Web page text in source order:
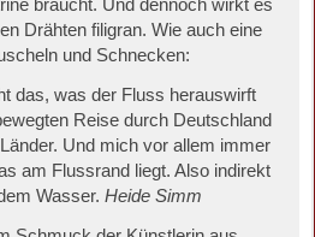
braucht. Und dennoch wirkt es
Drähten filigran. Wie auch eine
und Schnecken:
das, was der Fluss herauswirft
Reise durch Deutschland
Und mich vor allem immer
am Flussrand liegt. Also indirekt
Wasser. Heide Simm